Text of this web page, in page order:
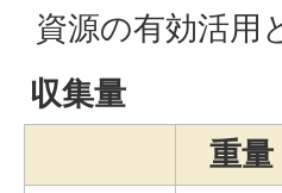
資源の有効活用
収集量
重量